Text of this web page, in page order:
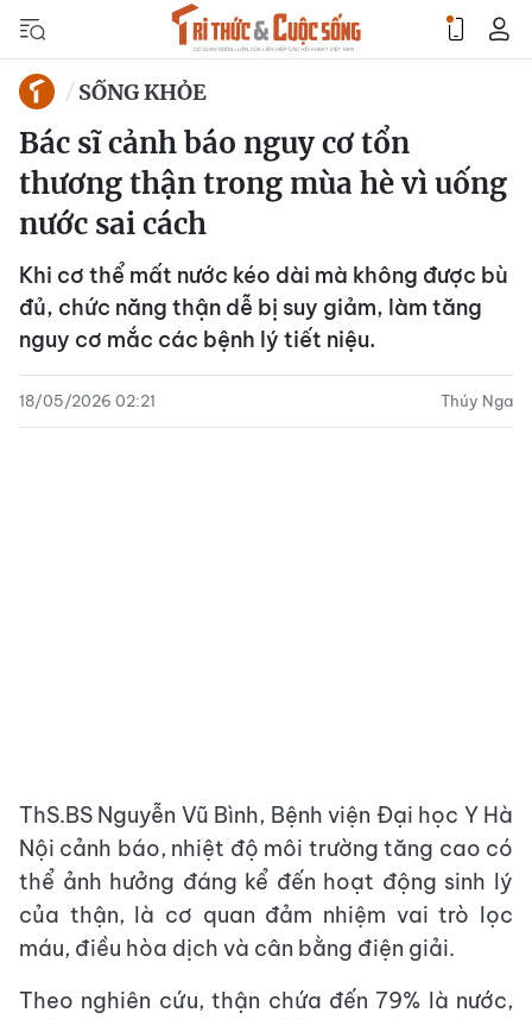
SỐNG KHỎE
Bác sĩ cảnh báo nguy cơ tổn
thương thận trong mùa hè vì uống
nước sai cách
Khi cơ thể mất nước kéo dài mà không được bù
đủ, chức năng thận dễ bị suy giảm, làm tăng
nguy cơ mắc các bệnh lý tiết niệu.
18/05/2026 02:21 Thúy Nga
ThS.BS Nguyễn Vũ Bình, Bệnh viện Đại học Y Hà
Nội cảnh báo, nhiệt độ môi trường tăng cao có
thể ảnh hưởng đáng kể đến hoạt động sinh lý
của thận, là cơ quan đảm nhiệm vai trò lọc
máu, điều hòa dịch và cân bằng điện giải.
Theo nghiên cứu, thận chứa đến 79% là nước,